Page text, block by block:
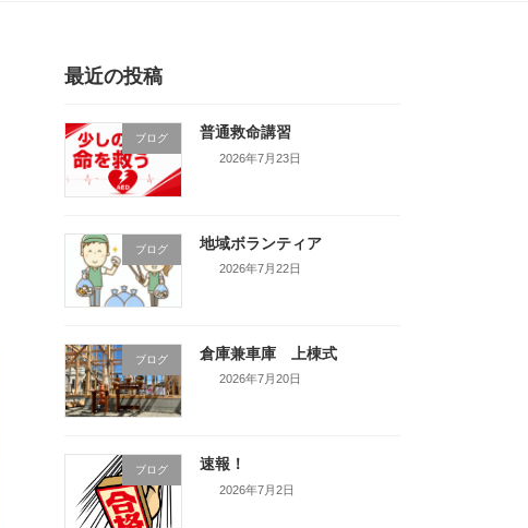
最近の投稿
ブログ 普通救命講習
2026年7月23日
ブログ 地域ボランティア
2026年7月22日
ブログ 倉庫兼車庫 上棟式
2026年7月20日
ブログ 速報！
2026年7月2日